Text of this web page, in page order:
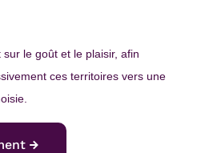
sur le goût et le plaisir, afin
ces territoires vers une